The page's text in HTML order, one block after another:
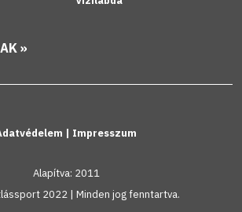
»
| Impresszum
Alapítva: 2011
2022 | Minden jog fenntartva.